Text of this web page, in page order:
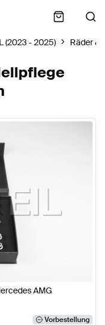
(2023 - 2025) Räder &
AMG
Vorbestellung